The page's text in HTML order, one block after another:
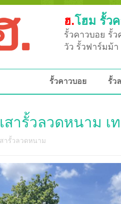
ฮ.โฮม รั้ว
รั้วคาวบอย รั้
วัว รั้วฟาร์มม้
รั้วคาวบอย รั้ว
สารั้วลวดหนาม
สารั้วลวดหนาม